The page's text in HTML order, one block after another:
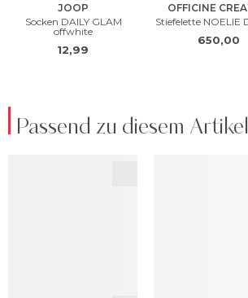
Passend zu diesem Artikel